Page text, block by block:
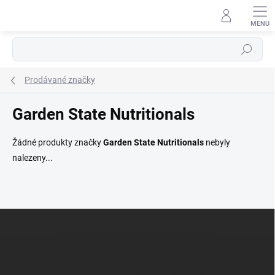
Hledat
Prodávané značky
Garden State Nutritionals
Žádné produkty značkyGarden State Nutritionals nebyly
nalezeny...